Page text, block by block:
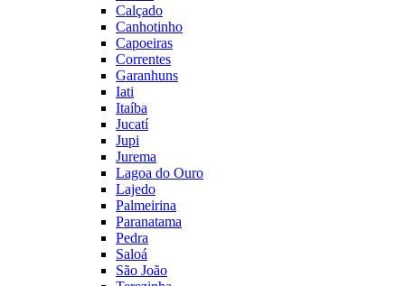
Calçado
Canhotinho
Capoeiras
Correntes
Garanhuns
Iati
Itaíba
Jucatí
Jupi
Jurema
Lagoa do Ouro
Lajedo
Palmeirina
Paranatama
Pedra
Saloá
São João